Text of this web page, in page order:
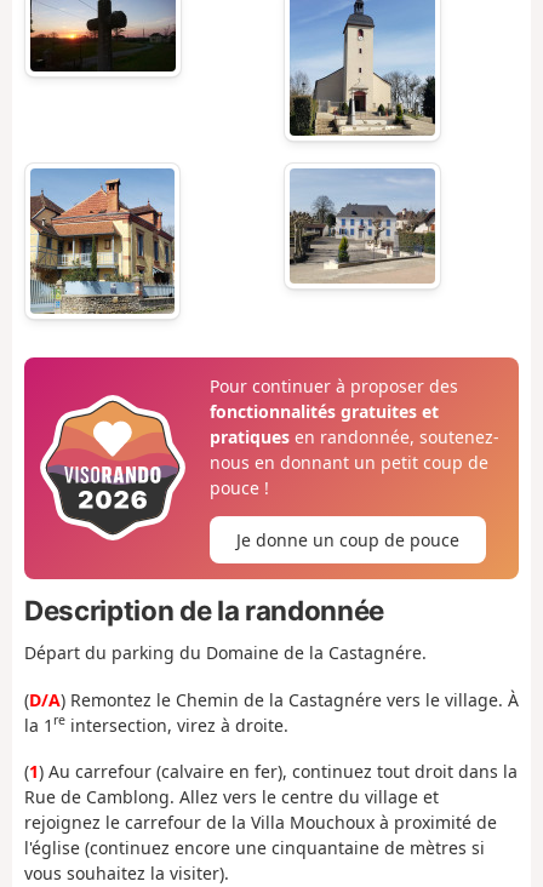
Pour continuer à proposer des
fonctionnalités gratuites et
pratiquesen randonnée, soutenez-
nous en donnant un petit coup de
pouce !
Je donne un coup de pouce
Description de la randonnée
Départ du parking du Domaine de la Castagnére.
(D/A) Remontez le Chemin de la Castagnére vers le village. À
la 1 re intersection, virez à droite.
(1) Au carrefour (calvaire en fer), continuez tout droit dans la
Rue de Camblong. Allez vers le centre du village et
rejoignez le carrefour de la Villa Mouchoux à proximité de
l'église (continuez encore une cinquantaine de mètres si
vous souhaitez la visiter).